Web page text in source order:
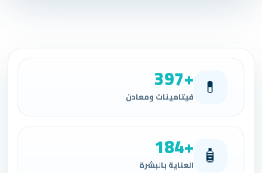
💊
397+
فيتامينات ومعادن
🧴
184+
العناية بالبشرة